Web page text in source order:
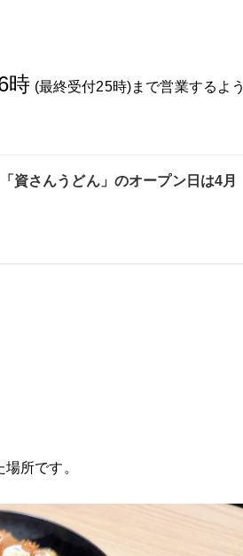
時 (最終受付25時)まで営業するよう
資さんうどん」のオープン日は4月
所です。